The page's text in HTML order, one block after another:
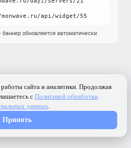
обновляется автоматически